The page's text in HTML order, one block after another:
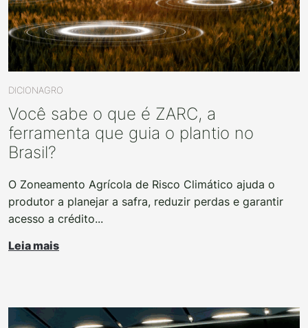
DICIONAGRO
Você sabe o que é ZARC, a
ferramenta que guia o plantio no
Brasil?
O Zoneamento Agrícola de Risco Climático ajuda o
produtor a planejar a safra, reduzir perdas e garantir
acesso a crédito...
Leia mais